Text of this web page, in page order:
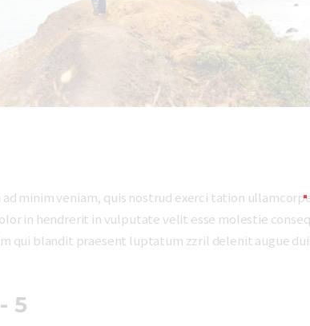
ad minim veniam, quis nostrud exerci tation
in hendrerit in vulputate velit esse molestie
qui blandit praesent luptatum zzril delenit augue
5